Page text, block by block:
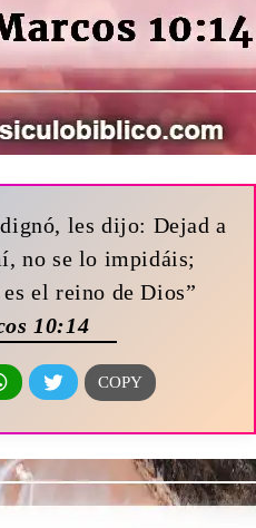
les dijo: Dejad a
no se lo impidáis;
el reino de Dios”
10:14